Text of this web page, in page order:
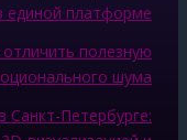
единой платформе
полезную
шума
Санкт-Петербурге: